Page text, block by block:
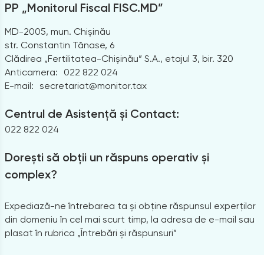
PP „Monitorul Fiscal FISC.MD”
MD-2005, mun. Chișinău
str. Constantin Tănase, 6
Clădirea „Fertilitatea-Chișinău” S.A., etajul 3, bir. 320
Anticamera:
022 822 024
E-mail: secretariat@monitor.tax
Centrul de Asistență și Contact:
022 822 024
Dorești să obții un răspuns operativ și
complex?
Expediază-ne întrebarea ta și obține răspunsul experților
din domeniu în cel mai scurt timp, la adresa de e-mail sau
plasat în rubrica „Întrebări și răspunsuri”